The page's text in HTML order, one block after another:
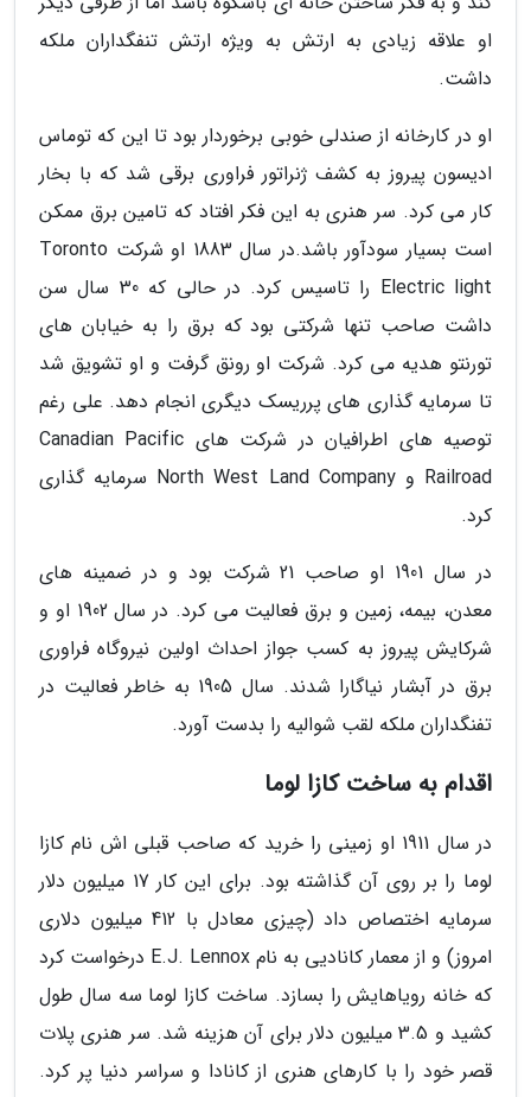
او علاقه زیادی به ارتش به ویژه ارتش تنفگداران ملکه
داشت.
او در کارخانه از صندلی خوبی برخوردار بود تا این که توماس
ادیسون پیروز به کشف ژنراتور فراوری برقی شد که با بخار
کار می کرد. سر هنری به این فکر افتاد که تامین برق ممکن
است بسیار سودآور باشد.در سال 1883 او شرکت Toronto
Electric light را تاسیس کرد. در حالی که 30 سال سن
داشت صاحب تنها شرکتی بود که برق را به خیابان های
تورنتو هدیه می کرد. شرکت او رونق گرفت و او تشویق شد
تا سرمایه گذاری های پرریسک دیگری انجام دهد. علی رغم
توصیه های اطرافیان در شرکت های Canadian Pacific
Railroad و North West Land Company سرمایه گذاری
کرد.
در سال 1901 او صاحب 21 شرکت بود و در ضمینه های
معدن، بیمه، زمین و برق فعالیت می کرد. در سال 1902 او و
شرکایش پیروز به کسب جواز احداث اولین نیروگاه فراوری
برق در آبشار نیاگارا شدند. سال 1905 به خاطر فعالیت در
تفنگداران ملکه لقب شوالیه را بدست آورد.
اقدام به ساخت کازا لوما
در سال 1911 او زمینی را خرید که صاحب قبلی اش نام کازا
لوما را بر روی آن گذاشته بود. برای این کار 17 میلیون دلار
سرمایه اختصاص داد (چیزی معادل با 412 میلیون دلاری
امروز) و از معمار کانادیی به نام E.J. Lennox درخواست کرد
که خانه رویاهایش را بسازد. ساخت کازا لوما سه سال طول
کشید و 3.5 میلیون دلار برای آن هزینه شد. سر هنری پلات
قصر خود را با کارهای هنری از کانادا و سراسر دنیا پر کرد.